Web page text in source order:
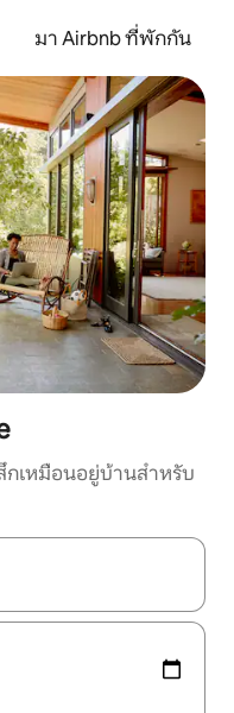
มา Airbnb ที่พักกัน
เหมือนอยู่บ้านสำหรับ
เพื่อสำรวจผลการค้นหา